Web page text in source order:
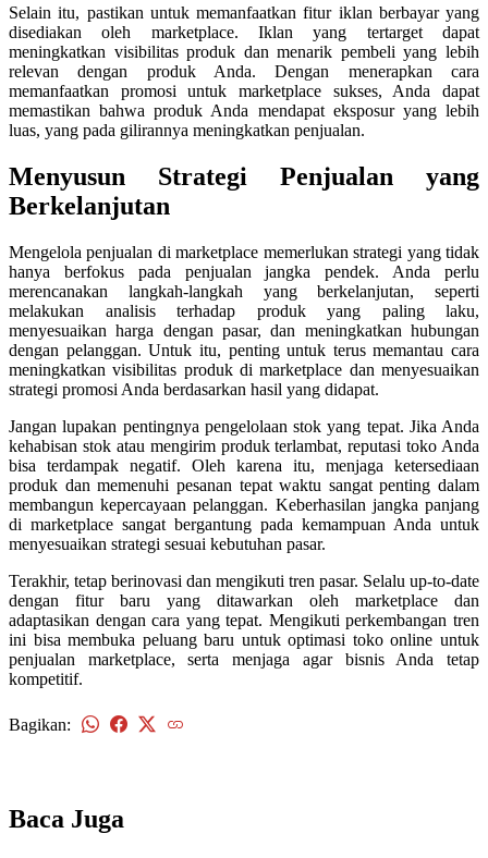
Selain itu, pastikan untuk memanfaatkan fitur iklan berbayar yang
disediakan oleh marketplace. Iklan yang tertarget dapat
meningkatkan visibilitas produk dan menarik pembeli yang lebih
relevan dengan produk Anda. Dengan menerapkan cara
memanfaatkan promosi untuk marketplace sukses, Anda dapat
memastikan bahwa produk Anda mendapat eksposur yang lebih
luas, yang pada gilirannya meningkatkan penjualan.
Menyusun Strategi Penjualan yang
Berkelanjutan
Mengelola penjualan di marketplace memerlukan strategi yang tidak
hanya berfokus pada penjualan jangka pendek. Anda perlu
merencanakan langkah-langkah yang berkelanjutan, seperti
melakukan analisis terhadap produk yang paling laku,
menyesuaikan harga dengan pasar, dan meningkatkan hubungan
dengan pelanggan. Untuk itu, penting untuk terus memantau cara
meningkatkan visibilitas produk di marketplace dan menyesuaikan
strategi promosi Anda berdasarkan hasil yang didapat.
Jangan lupakan pentingnya pengelolaan stok yang tepat. Jika Anda
kehabisan stok atau mengirim produk terlambat, reputasi toko Anda
bisa terdampak negatif. Oleh karena itu, menjaga ketersediaan
produk dan memenuhi pesanan tepat waktu sangat penting dalam
membangun kepercayaan pelanggan. Keberhasilan jangka panjang
di marketplace sangat bergantung pada kemampuan Anda untuk
menyesuaikan strategi sesuai kebutuhan pasar.
Terakhir, tetap berinovasi dan mengikuti tren pasar. Selalu up-to-date
dengan fitur baru yang ditawarkan oleh marketplace dan
adaptasikan dengan cara yang tepat. Mengikuti perkembangan tren
ini bisa membuka peluang baru untuk optimasi toko online untuk
penjualan marketplace, serta menjaga agar bisnis Anda tetap
kompetitif.
Bagikan:
Baca Juga